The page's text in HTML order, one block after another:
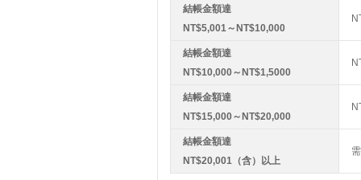
結帳金額達
NT$5,001～NT$10,000
結帳金額達
NT$10,000～NT$1,5000
結帳金額達
NT$15,000～NT$20,000
結帳金額達
NT$20,001（含）以上